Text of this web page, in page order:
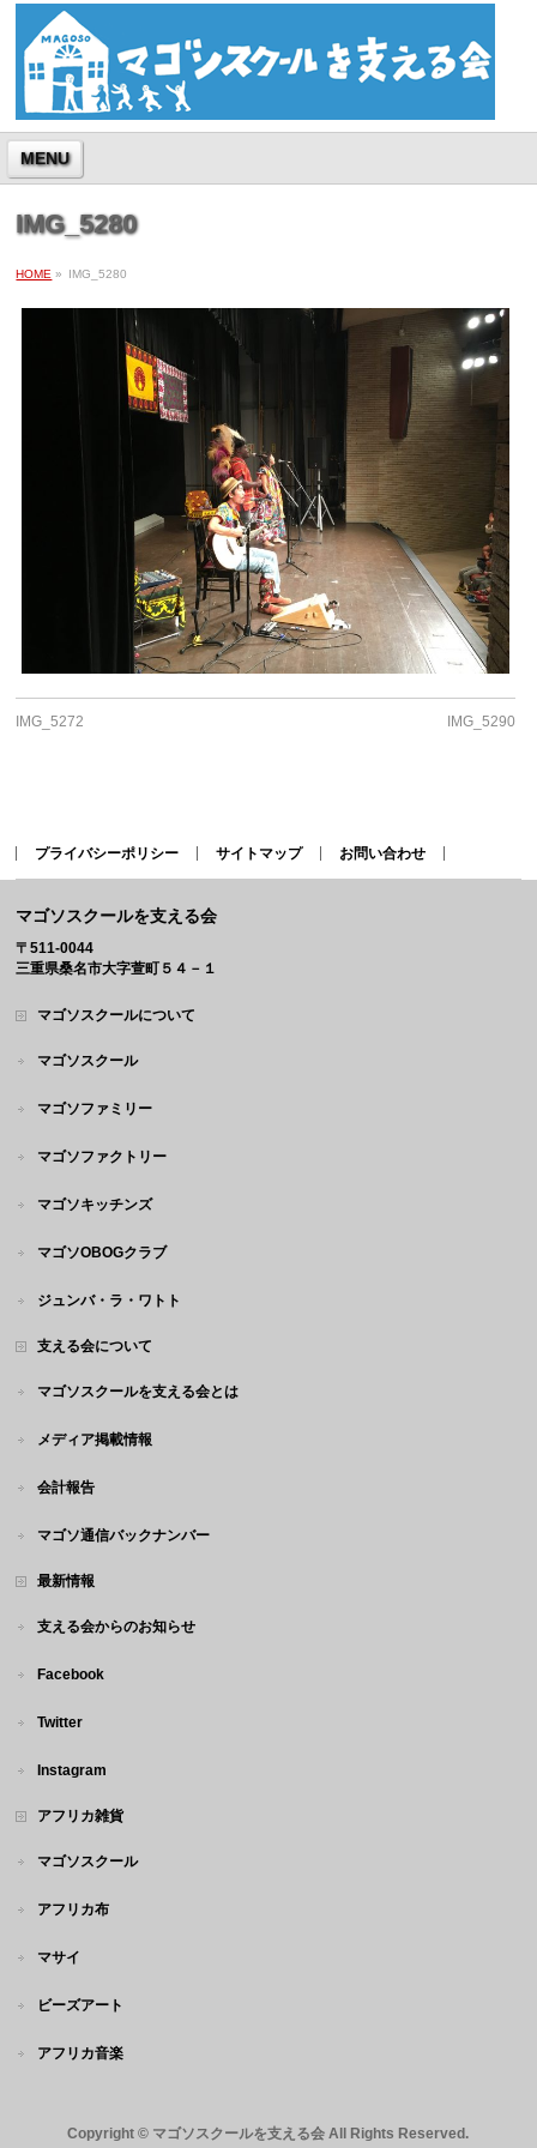
MENU
IMG_5280
HOME » IMG_5280
IMG_5272 IMG_5290
プライバシーポリシー サイトマップ お問い合わせ
マゴソスクールを支える会
〒511-0044
三重県桑名市大字萱町５４－１
マゴソスクールについて
マゴソスクール
マゴソファミリー
マゴソファクトリー
マゴソキッチンズ
マゴソOBOGクラブ
ジュンバ・ラ・ワトト
支える会について
マゴソスクールを支える会とは
メディア掲載情報
会計報告
マゴソ通信バックナンバー
最新情報
支える会からのお知らせ
Facebook
Twitter
Instagram
アフリカ雑貨
マゴソスクール
アフリカ布
マサイ
ビーズアート
アフリカ音楽
Copyright © マゴソスクールを支える会 All Rights Reserved.